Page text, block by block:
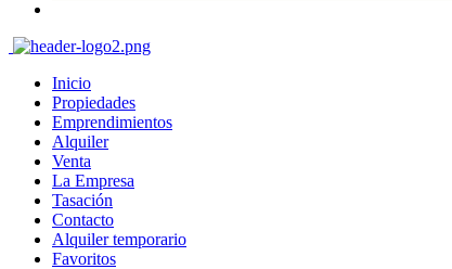
Inicio
Propiedades
Emprendimientos
Alquiler
Venta
La Empresa
Tasación
Contacto
Alquiler temporario
Favoritos